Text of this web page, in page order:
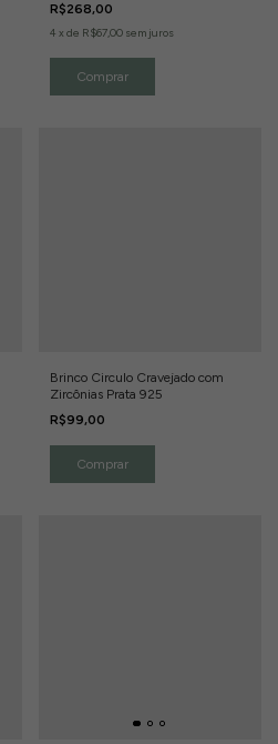
R$268,00
4 x de R$67,00 sem juros
Brinco Circulo Cravejado com
Zircônias Prata 925
R$99,00